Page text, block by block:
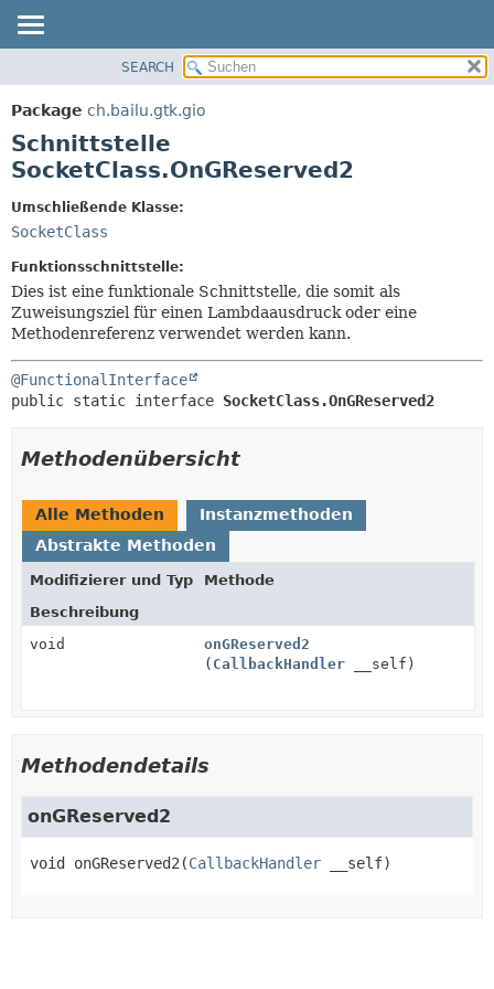
PACKAGE
KLASSE
BAUM
INDEX
KONSTRUKTOR
METHODE
SEARCH
Package ch.bailu.gtk.gio
Schnittstelle
SocketClass.OnGReserved2
Umschließende Klasse:
SocketClass
Funktionsschnittstelle:
Dies ist eine funktionale Schnittstelle, die somit als
Zuweisungsziel für einen Lambdaausdruck oder eine
Methodenreferenz verwendet werden kann.
@FunctionalInterface
public static interface SocketClass.OnGReserved2
Methodenübersicht
Alle Methoden
Instanzmethoden
Abstrakte Methoden
Modifizierer und Typ
Methode
Beschreibung
void
onGReserved2
( CallbackHandler __self)
Methodendetails
onGReserved2
void onGReserved2 (CallbackHandler __self)